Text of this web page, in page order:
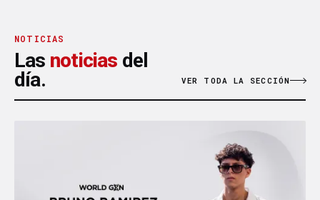
NOTICIAS
Las noticias del
día.
VER TODA LA SECCIÓN